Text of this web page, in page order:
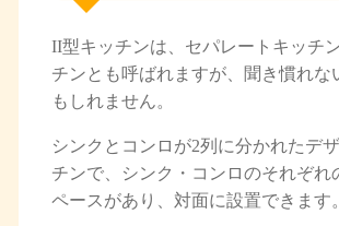
II型キッチンは、セパレートキッチ
チンとも呼ばれますが、聞き慣れな
もしれません。
シンクとコンロが2列に分かれたデ
チンで、シンク・コンロのそれぞれ
ペースがあり、対面に設置できます。